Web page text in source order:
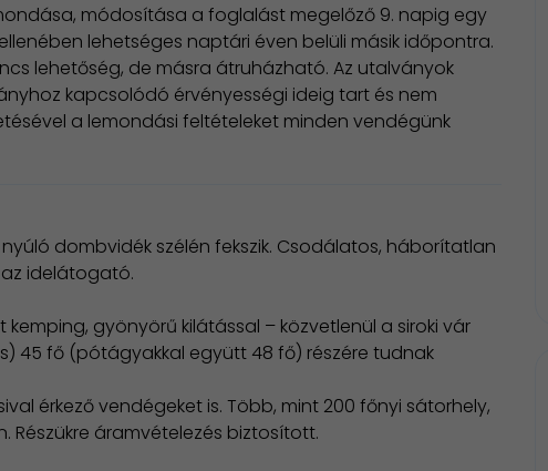
módosítása a foglalást megelőző 9. napig egy
lehetséges naptári éven belüli másik időpontra.
lehetőség, de másra átruházható. Az utalványok
kapcsolódó érvényességi ideig tart és nem
a lemondási feltételeket minden vendégünk
dombvidék szélén fekszik. Csodálatos, háborítatlan
idelátogató.
gyönyörű kilátással – közvetlenül a siroki vár
45 fő (pótágyakkal együtt 48 fő) részére tudnak
érkező vendégeket is. Több, mint 200 főnyi sátorhely,
Részükre áramvételezés biztosított.